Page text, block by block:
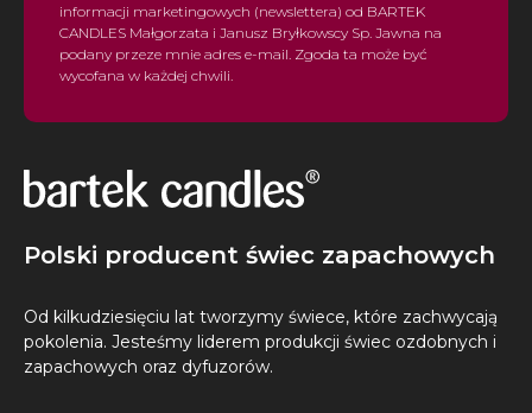
informacji marketingowych (newslettera) od BARTEK
CANDLES Małgorzata i Janusz Bryłkowscy Sp. Jawna na
podany przeze mnie adres e-mail. Zgoda ta może być
wycofana w każdej chwili.
Polski producent świec zapachowych
Od kilkudziesięciu lat tworzymy świece, które zachwycają
pokolenia. Jesteśmy liderem produkcji świec ozdobnych i
zapachowych oraz dyfuzorów.